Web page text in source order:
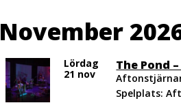
November
Lördag
21 nov
The Pond
Spelplats: